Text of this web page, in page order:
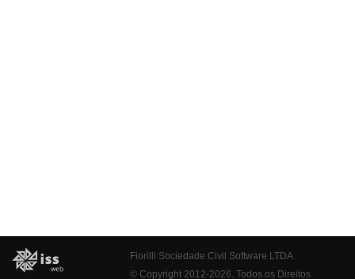
Fiorilli Sociedade Civil Software LTDA
© Copyright 2012-2026. Todos os Direitos